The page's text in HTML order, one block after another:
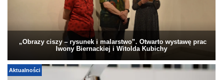
„Obrazy ciszy – rysunek i malarstwo”. Otwarto wystawę prac
Iwony Biernackiej i Witolda Kubichy
Aktualności